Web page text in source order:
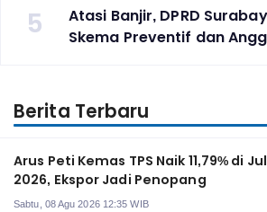
5
Atasi Banjir, DPRD
Skema Preventif dan
Berita Terbaru
Arus Peti Kemas TPS Naik 11,79% di
2026, Ekspor Jadi Penopang
Sabtu, 08 Agu 2026 12:35 WIB